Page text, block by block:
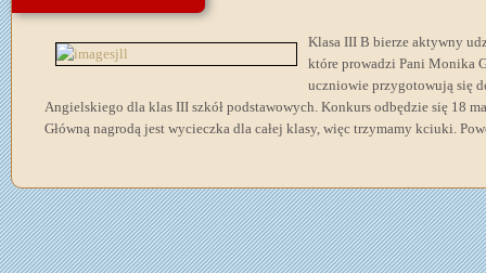
Klasa III B bierze aktywny
które prowadzi Pani Monika
uczniowie przygotowują się
Angielskiego dla klas III szkół podstawowych. Konkurs odbędzie się 18
Główną nagrodą jest wycieczka dla całej klasy, więc trzymamy kciuki.